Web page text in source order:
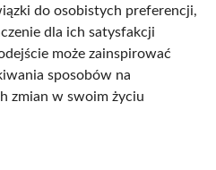
do osobistych preferencji,
dla ich satysfakcji
może zainspirować
sposobów na
zmian w swoim życiu